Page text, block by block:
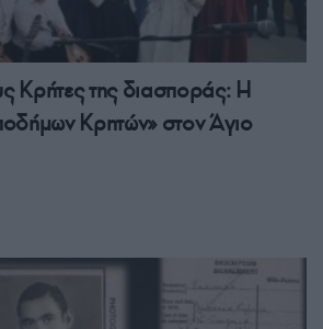
Κρήτες της διασποράς: Η
Κρητών» στον Άγιο